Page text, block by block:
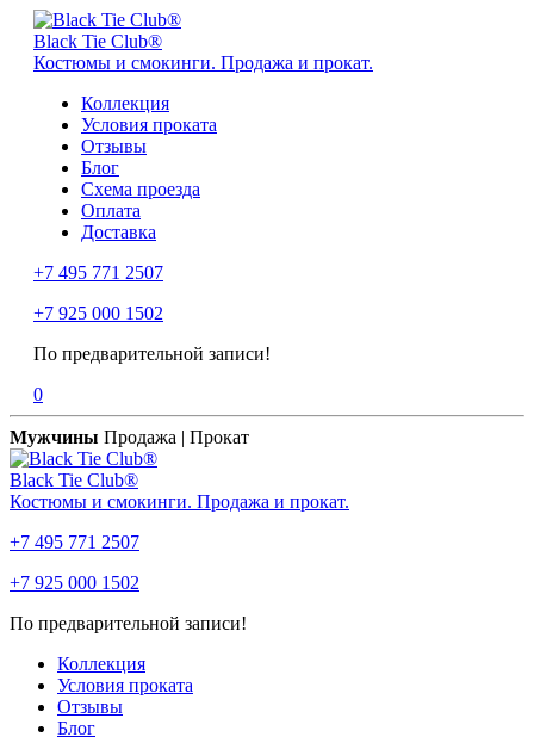
Black Tie Club®
Костюмы и смокинги. Продажа и прокат.
Коллекция
Условия проката
Отзывы
Блог
Схема проезда
Оплата
Доставка
+7 495 771 2507
+7 925 000 1502
По предварительной записи!
0
Мужчины Продажа | Прокат
Black Tie Club®
Костюмы и смокинги. Продажа и прокат.
+7 495 771 2507
+7 925 000 1502
По предварительной записи!
Коллекция
Условия проката
Отзывы
Блог